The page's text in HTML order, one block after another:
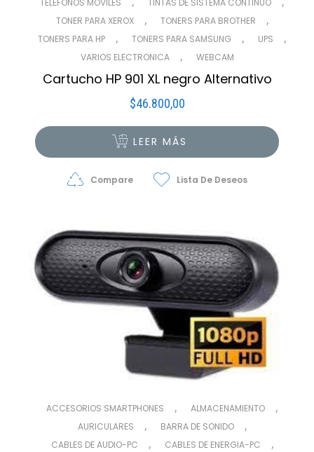
TONER PARA XEROX , TONERS PARA BROTHER ,
TONERS PARA HP , TONERS PARA SAMSUNG , UPS ,
VARIOS ELECTRONICA , WEBCAM
Cartucho HP 901 XL negro Alternativo
$46.800,00
LEER MÁS
Compare Lista De Deseos
ACCESORIOS SMARTPHONES , ALMACENAMIENTO ,
AURICULARES , BARRA DE SONIDO ,
CABLES DE AUDIO-PC , CABLES DE ENERGIA-PC ,